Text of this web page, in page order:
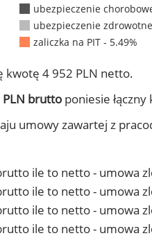
ubezpieczenie
ubezpieczenie
zaliczka na PIT - 5.49%
kwotę 4 952 PLN netto.
PLN brutto poniesie
umowy zawartej z
ile to netto - umowa
ile to netto - umowa
ile to netto - umowa
ile to netto - umowa